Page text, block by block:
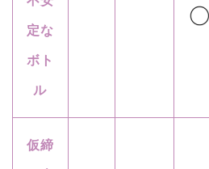
定な
ボト
ル
仮締